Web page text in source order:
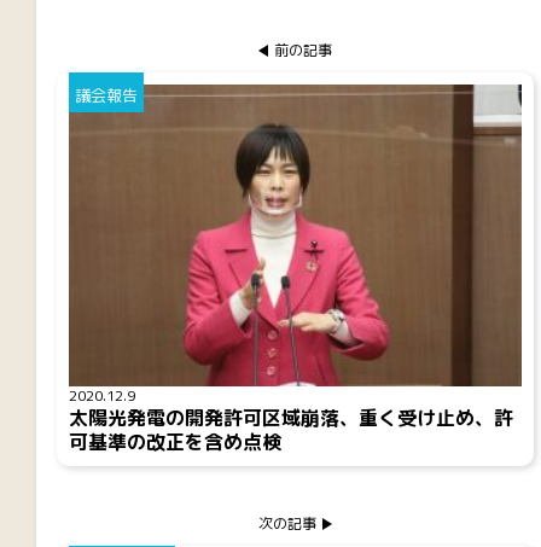
前の記事
2020.12.9
議会報告
太陽光発電の開発許可区域崩落、重く受け止め、許
可基準の改正を含め点検
次の記事